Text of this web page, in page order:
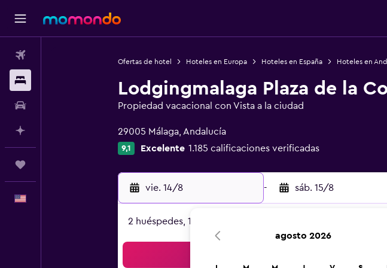
Ofertas de hotel Hoteles en Europa Hoteles en España Hoteles en
Lodgingmalaga Plaza de la
Propiedad vacacional con Vista a la ciudad
29005 Málaga, Andalucía
9,1 Excelente 1.185 calificaciones verificadas
vie. 14/8 - sáb. 15/8
2 huéspedes, 1 habitación
agosto 2026